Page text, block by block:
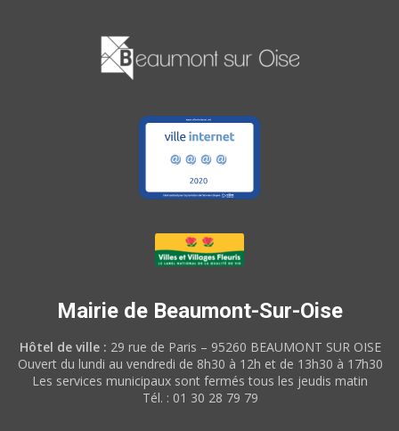
Mairie de Beaumont-Sur-Oise
Hôtel de ville : 29 rue de Paris – 95260 BEAUMONT SUR OISE
Ouvert du lundi au vendredi de 8h30 à 12h et de 13h30 à 17h30
Les services municipaux sont fermés tous les jeudis matin
Tél. : 01 30 28 79 79